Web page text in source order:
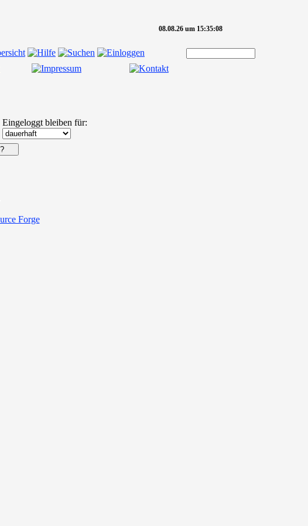
08.08.26 um 15:35:08
Eingeloggt bleiben für: